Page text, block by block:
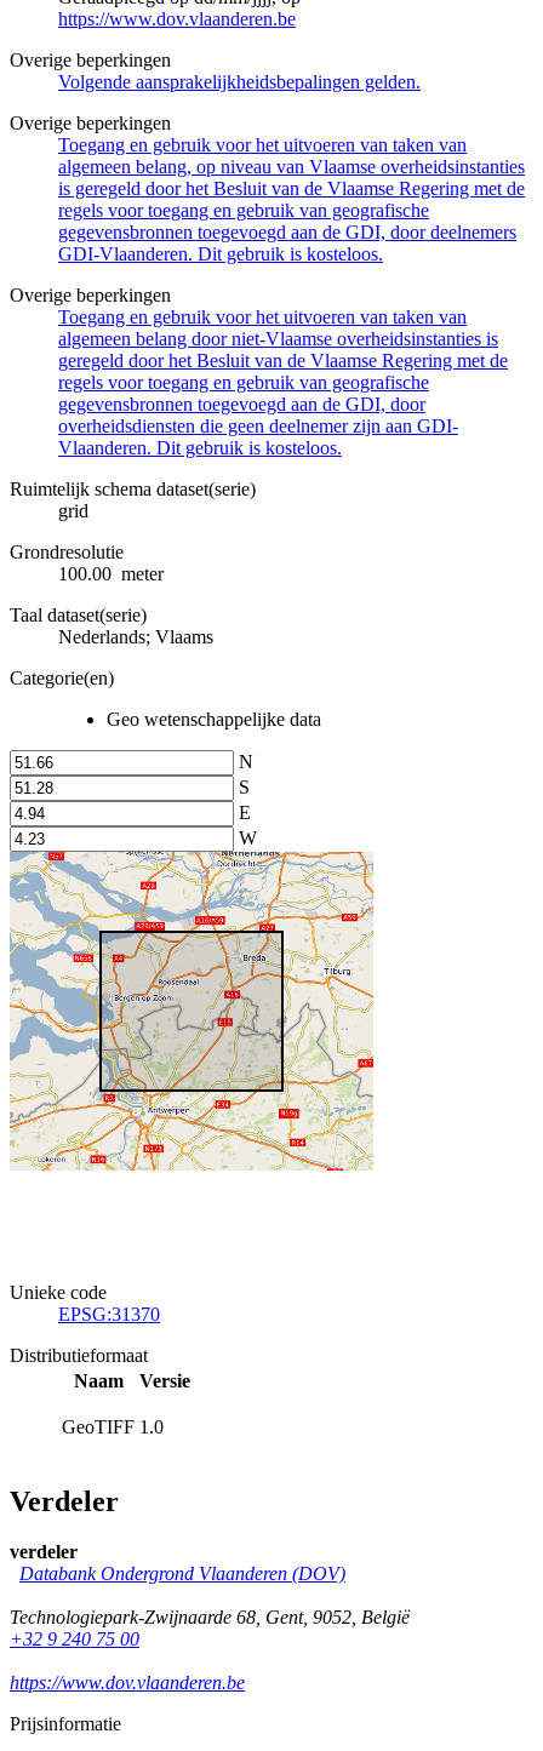
https://www.dov.vlaanderen.be
Overige beperkingen
Volgende aansprakelijkheidsbepalingen gelden.
Overige beperkingen
Toegang en gebruik voor het uitvoeren van taken van
algemeen belang, op niveau van Vlaamse overheidsinstanties
is geregeld door het Besluit van de Vlaamse Regering met de
regels voor toegang en gebruik van geografische
gegevensbronnen toegevoegd aan de GDI, door deelnemers
GDI-Vlaanderen. Dit gebruik is kosteloos.
Overige beperkingen
Toegang en gebruik voor het uitvoeren van taken van
algemeen belang door niet-Vlaamse overheidsinstanties is
geregeld door het Besluit van de Vlaamse Regering met de
regels voor toegang en gebruik van geografische
gegevensbronnen toegevoegd aan de GDI, door
overheidsdiensten die geen deelnemer zijn aan GDI-
Vlaanderen. Dit gebruik is kosteloos.
Ruimtelijk schema dataset(serie)
grid
Grondresolutie
100.00 meter
Taal dataset(serie)
Nederlands; Vlaams
Categorie(en)
Geo wetenschappelijke data
N
S
E
W
Unieke code
EPSG:31370
Distributieformaat
Naam
Versie
GeoTIFF 1.0
Verdeler
verdeler
Databank Ondergrond Vlaanderen (DOV)
Technologiepark-Zwijnaarde 68, Gent, 9052, België
+32 9 240 75 00
https://www.dov.vlaanderen.be
Prijsinformatie